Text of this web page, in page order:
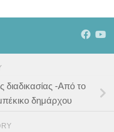
διαδικασίας -Από το
δημάρχου